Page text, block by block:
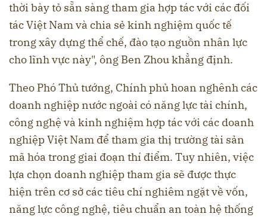
thời bày tỏ sẵn sàng tham gia hợp tác với các đối
tác Việt Nam và chia sẻ kinh nghiệm quốc tế
trong xây dựng thể chế, đào tạo nguồn nhân lực
cho lĩnh vực này", ông Ben Zhou khẳng định.
Theo Phó Thủ tướng, Chính phủ hoan nghênh các
doanh nghiệp nước ngoài có năng lực tài chính,
công nghệ và kinh nghiệm hợp tác với các doanh
nghiệp Việt Nam để tham gia thị trường tài sản
mã hóa trong giai đoạn thí điểm. Tuy nhiên, việc
lựa chọn doanh nghiệp tham gia sẽ được thực
hiện trên cơ sở các tiêu chí nghiêm ngặt về vốn,
năng lực công nghệ, tiêu chuẩn an toàn hệ thống